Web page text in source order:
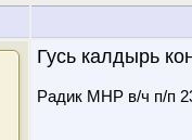
Гусь калдырь
Радик МНР в/ч п/п